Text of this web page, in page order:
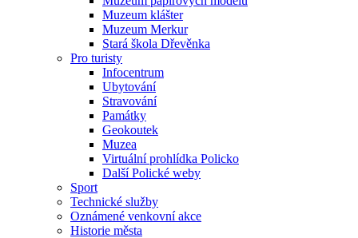
Muzeum klášter
Muzeum Merkur
Stará škola Dřevěnka
Pro turisty
Infocentrum
Ubytování
Stravování
Památky
Geokoutek
Muzea
Virtuální prohlídka Policko
Další Polické weby
Sport
Technické služby
Oznámené venkovní akce
Historie města